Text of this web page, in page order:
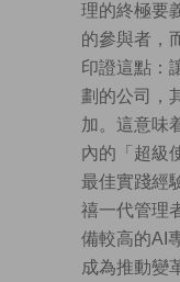
理的終極要
的參與者，
印證這點：
劃的公司，
加。這意味
內的「超級
最佳實踐經
禧一代管理
備較高的AI
成為推動變